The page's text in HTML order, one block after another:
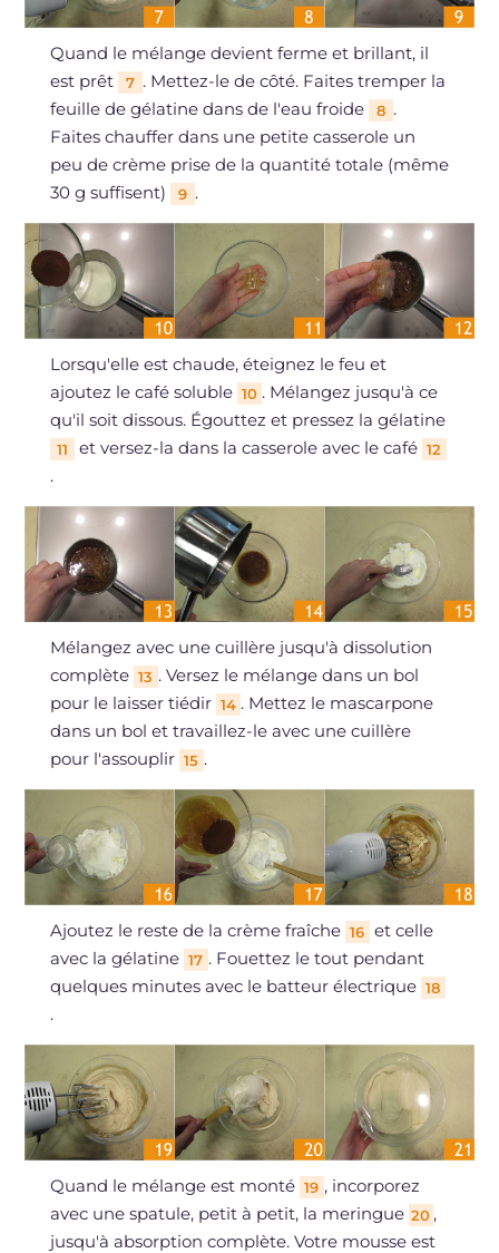
Quand le mélange devient ferme et brillant, il
est prêt
7 . Mettez-le de côté. Faites tremper la
feuille de gélatine dans de l'eau froide
8 .
Faites chauffer dans une petite casserole un
peu de crème prise de la quantité totale (même
30 g suffisent)
9 .
Lorsqu'elle est chaude, éteignez le feu et
ajoutez le café soluble 10 . Mélangez jusqu'à ce
qu'il soit dissous. Égouttez et pressez la gélatine
11 et versez-la dans la casserole avec le café 12
.
Mélangez avec une cuillère jusqu'à dissolution
complète 13 . Versez le mélange dans un bol
pour le laisser tiédir 14 . Mettez le mascarpone
dans un bol et travaillez-le avec une cuillère
pour l'assouplir 15 .
Ajoutez le reste de la crème fraîche 16 et celle
avec la gélatine 17 . Fouettez le tout pendant
quelques minutes avec le batteur électrique 18
.
Quand le mélange est monté 19 , incorporez
avec une spatule, petit à petit, la meringue 20 ,
jusqu'à absorption complète. Votre mousse est